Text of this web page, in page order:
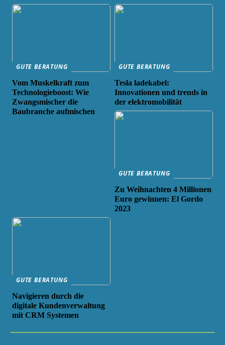
GUTE BERATUNG
Vom Muskelkraft zum
Technologieboost: Wie
Zwangsmischer die
Baubranche aufmischen
GUTE BERATUNG
Tesla ladekabel:
Innovationen und trends in
der elektromobilität
GUTE BERATUNG
Zu Weihnachten 4 Millionen
Euro gewinnen: El Gordo
2023
GUTE BERATUNG
Navigieren durch die
digitale Kundenverwaltung
mit CRM Systemen